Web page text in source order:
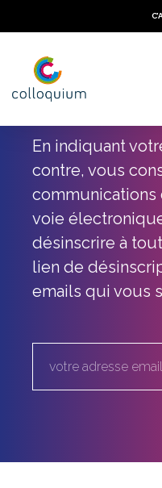
En indiquant
contre, vous
voie
désinscrire à
lien de
emails qui vous